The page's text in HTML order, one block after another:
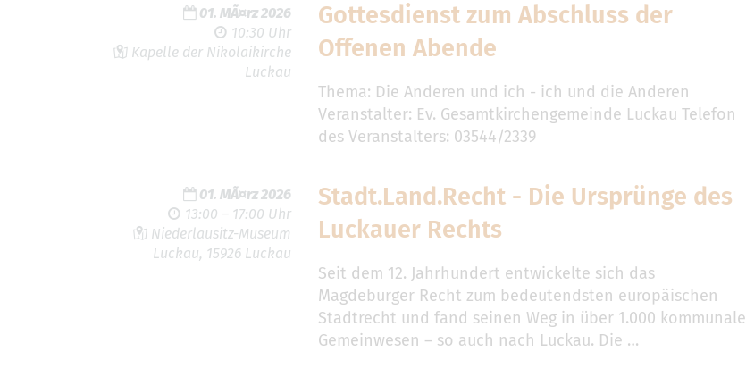
01. MÃ¤rz 2026
10:30 Uhr
Kapelle der Nikolaikirche
Luckau
Gottesdienst zum Abschluss der
Offenen Abende
Thema: Die Anderen und ich - ich und die Anderen
Veranstalter: Ev. Gesamtkirchengemeinde Luckau Telefon
des Veranstalters: 03544/2339
01. MÃ¤rz 2026
13:00 – 17:00 Uhr
Niederlausitz-Museum
Luckau, 15926 Luckau
Stadt.Land.Recht - Die Ursprünge des
Luckauer Rechts
Seit dem 12. Jahrhundert entwickelte sich das
Magdeburger Recht zum bedeutendsten europäischen
Stadtrecht und fand seinen Weg in über 1.000 kommunale
Gemeinwesen – so auch nach Luckau. Die …